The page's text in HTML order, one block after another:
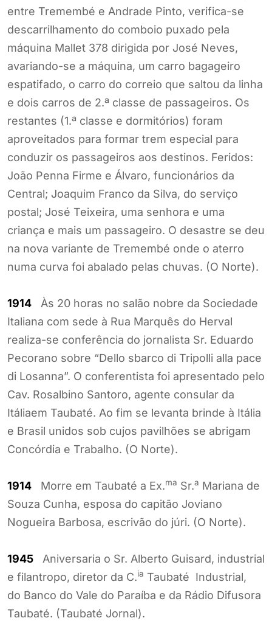
entre Tremembé e Andrade Pinto, verifica-se
descarrilhamento do comboio puxado pela
máquina Mallet 378 dirigida por José Neves,
avariando-se a máquina, um carro bagageiro
espatifado, o carro do correio que saltou da linha
e dois carros de 2.ª classe de passageiros. Os
restantes (1.ª classe e dormitórios) foram
aproveitados para formar trem especial para
conduzir os passageiros aos destinos. Feridos:
João Penna Firme e Álvaro, funcionários da
Central; Joaquim Franco da Silva, do serviço
postal; José Teixeira, uma senhora e uma
criança e mais um passageiro. O desastre se deu
na nova variante de Tremembé onde o aterro
numa curva foi abalado pelas chuvas. (O Norte).
1914 Às 20 horas no salão nobre da Sociedade
Italiana com sede à Rua Marquês do Herval
realiza-se conferência do jornalista Sr. Eduardo
Pecorano sobre “Dello sbarco di Tripolli alla pace
di Losanna”. O conferentista foi apresentado pelo
Cav. Rosalbino Santoro, agente consular da
Itáliaem Taubaté. Ao fim se levanta brinde à Itália
e Brasil unidos sob cujos pavilhões se abrigam
Concórdia e Trabalho. (O Norte).
1914 Morre em Taubaté a Ex.ma Sr.a Mariana de
Souza Cunha, esposa do capitão Joviano
Nogueira Barbosa, escrivão do júri. (O Norte).
1945 Aniversaria o Sr. Alberto Guisard, industrial
e filantropo, diretor da C.ia Taubaté Industrial,
do Banco do Vale do Paraíba e da Rádio Difusora
Taubaté. (Taubaté Jornal).